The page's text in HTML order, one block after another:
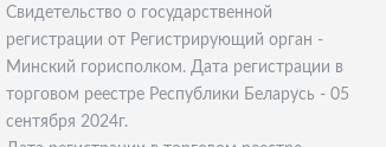
Свидетельство о государственной
регистрации от Регистрирующий орган -
Минский горисполком. Дата регистрации в
торговом реестре Республики Беларусь - 05
сентября 2024г.